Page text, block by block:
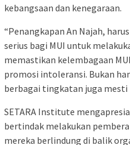
kebangsaan dan kenegaraan.
“Penangkapan An Najah,
serius bagi MUI untuk
memastikan kelembagaan
promosi intoleransi. Bukan
berbagai tingkatan juga mesti
SETARA Institute
bertindak melakukan
mereka berlindung di balik